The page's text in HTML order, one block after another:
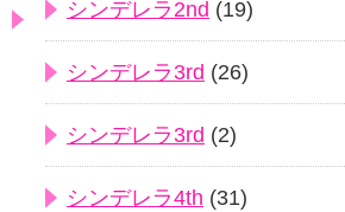
シンデレラ2nd (19)
シンデレラ3rd (26)
シンデレラ3rd (2)
シンデレラ4th (31)